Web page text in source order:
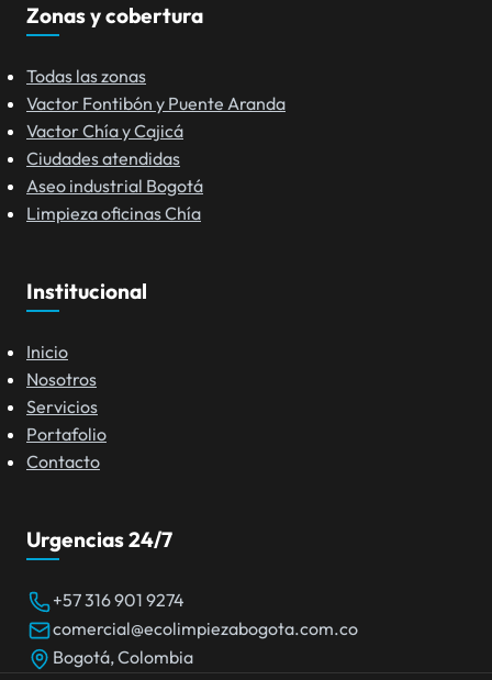
Zonas y cobertura
Todas las zonas
Vactor Fontibón y Puente Aranda
Vactor Chía y Cajicá
Ciudades atendidas
Aseo industrial Bogotá
Limpieza oficinas Chía
Institucional
Inicio
Nosotros
Servicios
Portafolio
Contacto
Urgencias 24/7
+57 316 901 9274
comercial@ecolimpiezabogota.com.co
Bogotá, Colombia